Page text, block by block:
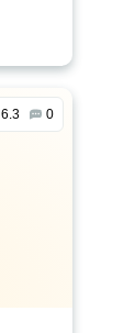
6.3 0